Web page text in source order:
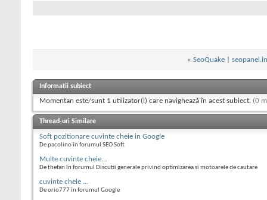
« SeoQuake|
Informații subiect
Momentan este/sunt 1 utilizator(i) care navighează în acest subiect. (0
Thread-uri Similare
Soft pozitionare cuvinte cheie in Google
De pacolino în forumul SEO Soft
Multe cuvinte cheie...
De thefan în forumul Discutii generale privind optimizarea si motoarele de cautare
cuvinte cheie ...
De orio777 în forumul Google